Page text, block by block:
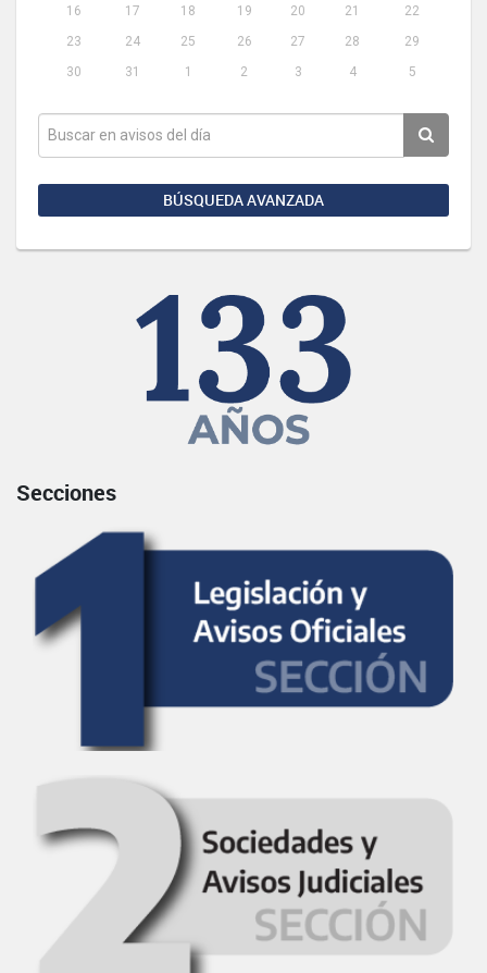
16
17 18 19 20 21
22
23
24 25 26 27 28
29
30
31 1 2 3 4 5
BÚSQUEDA AVANZADA
Secciones